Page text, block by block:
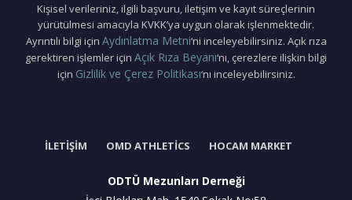
Kişisel verileriniz, ilgili başvuru, iletişim ve kayıt süreçlerinin
yürütülmesi amacıyla KVKK’ya uygun olarak işlenmektedir.
Ayrıntılı bilgi için Aydınlatma Metni‘ni inceleyebilirsiniz. Açık rıza
gerektiren işlemler için Açık Rıza Beyanı‘nı, çerezlere ilişkin bilgi
için Gizlilik ve Çerez Politikası‘nı inceleyebilirsiniz.
İLETIŞIM OMD ATHLETICS HOCAM MARKET
ODTÜ Mezunları Derneği